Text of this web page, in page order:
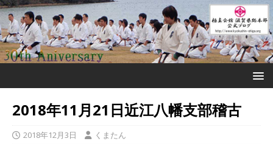
2018年11月21日近江八幡支部稽古
2018年12月3日 くまたん